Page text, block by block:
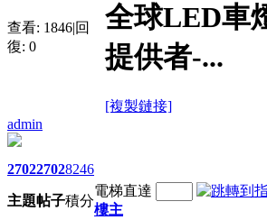
查看: 1846|回
復: 0
全球LED車
提供者-...
[複製鏈接]
admin
2702
主題
2702
帖子
8246
積分
電梯直達
樓主